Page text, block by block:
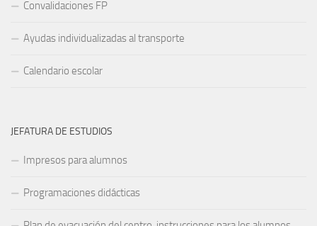
Convalidaciones FP
Ayudas individualizadas al transporte
Calendario escolar
JEFATURA DE ESTUDIOS
Impresos para alumnos
Programaciones didácticas